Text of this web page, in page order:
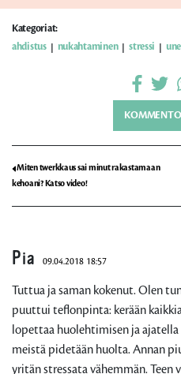
Kategoriat:
ahdistus
nukahtaminen stressi
Miten twerkkaus sai minut rakastamaan
kehoani? Katso video!
Pia 09.04.2018 18:57
Tuttua ja saman kokenut. Olen
puuttui teflonpinta: kerään
lopettaa huolehtimisen ja
meistä pidetään huolta. Annan
yritän stressata vähemmän.